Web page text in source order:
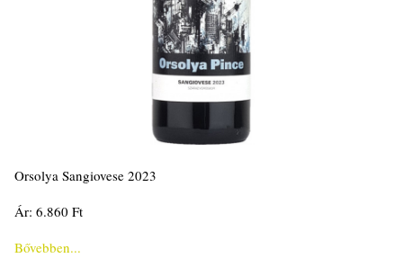
Orsolya Sangiovese 2023
Ár: 6.860 Ft
Bővebben...